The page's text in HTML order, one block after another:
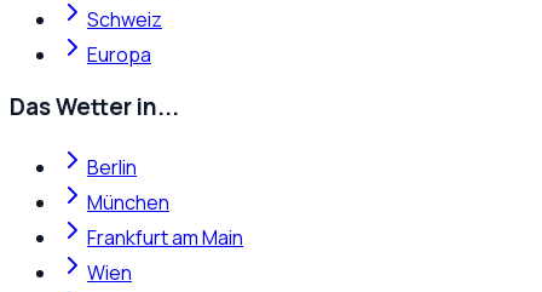
Schweiz
Europa
Das Wetter in...
Berlin
München
Frankfurt am Main
Wien